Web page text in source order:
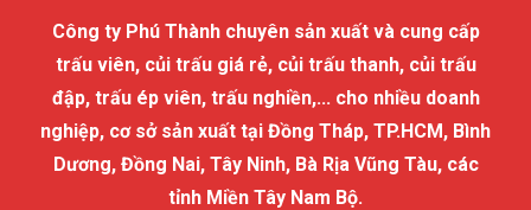
Công ty Phú Thành chuyên sản xuất và cung cấp
trấu viên, củi trấu giá rẻ, củi trấu thanh, củi trấu
đập, trấu ép viên, trấu nghiền,... cho nhiều doanh
nghiệp, cơ sở sản xuất tại Đồng Tháp, TP.HCM, Bình
Dương, Đồng Nai, Tây Ninh, Bà Rịa Vũng Tàu, các
tỉnh Miền Tây Nam Bộ.